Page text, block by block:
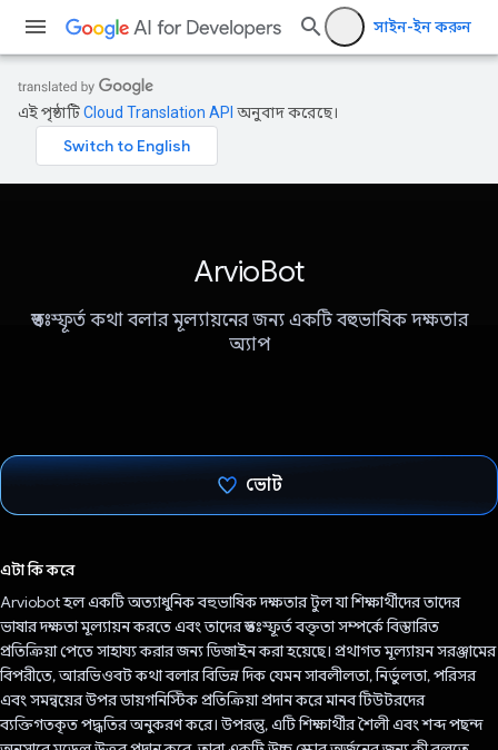
সাইন-ইন করুন
এই পৃষ্ঠাটিCloud Translation API অনুবাদ করেছে।
ArvioBot
স্বতঃস্ফূর্ত কথা বলার মূল্যায়নের জন্য একটি বহুভাষিক দক্ষতার
অ্যাপ
ভোট
এটা কি করে
Arviobot হল একটি অত্যাধুনিক বহুভাষিক দক্ষতার টুল যা শিক্ষার্থীদের তাদের
ভাষার দক্ষতা মূল্যায়ন করতে এবং তাদের স্বতঃস্ফূর্ত বক্তৃতা সম্পর্কে বিস্তারিত
প্রতিক্রিয়া পেতে সাহায্য করার জন্য ডিজাইন করা হয়েছে। প্রথাগত মূল্যায়ন সরঞ্জামের
বিপরীতে, আরভিওবট কথা বলার বিভিন্ন দিক যেমন সাবলীলতা, নির্ভুলতা, পরিসর
এবং সমন্বয়ের উপর ডায়গনিস্টিক প্রতিক্রিয়া প্রদান করে মানব টিউটরদের
ব্যক্তিগতকৃত পদ্ধতির অনুকরণ করে। উপরন্তু, এটি শিক্ষার্থীর শৈলী এবং শব্দ পছন্দ